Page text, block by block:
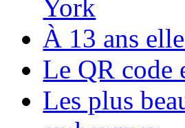
York
À 13 ans
Le QR code
Les plus